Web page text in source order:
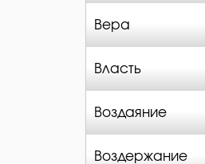
Вера
Власть
Воздаяние
Воздержание